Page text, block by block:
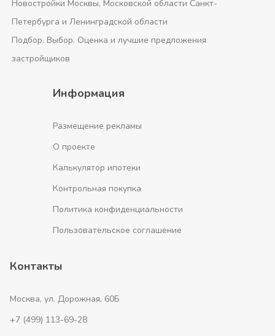
Новостройки Москвы, Московской области Санкт-
Петербурга и Ленинградской области
Подбор. Выбор. Оценка и лучшие предложения
застройщиков
Информация
Размещение рекламы
О проекте
Калькулятор ипотеки
Контрольная покупка
Политика конфиденциальности
Пользовательское соглашение
Контакты
Москва, ул. Дорожная, 60Б
+7 (499) 113-69-28